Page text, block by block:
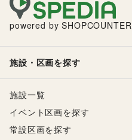
powered by SHOPCOUNTER
施設・区画を探す
施設一覧
イベント区画を探す
常設区画を探す